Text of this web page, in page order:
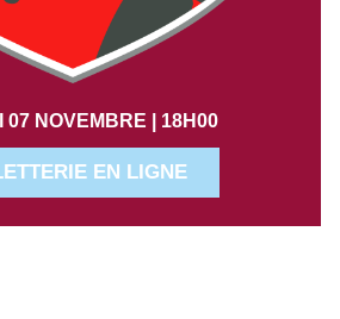
07 NOVEMBRE | 18H00
EN LIGNE